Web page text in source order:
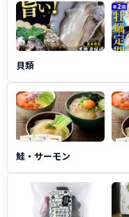
貝類
鮭・サーモン